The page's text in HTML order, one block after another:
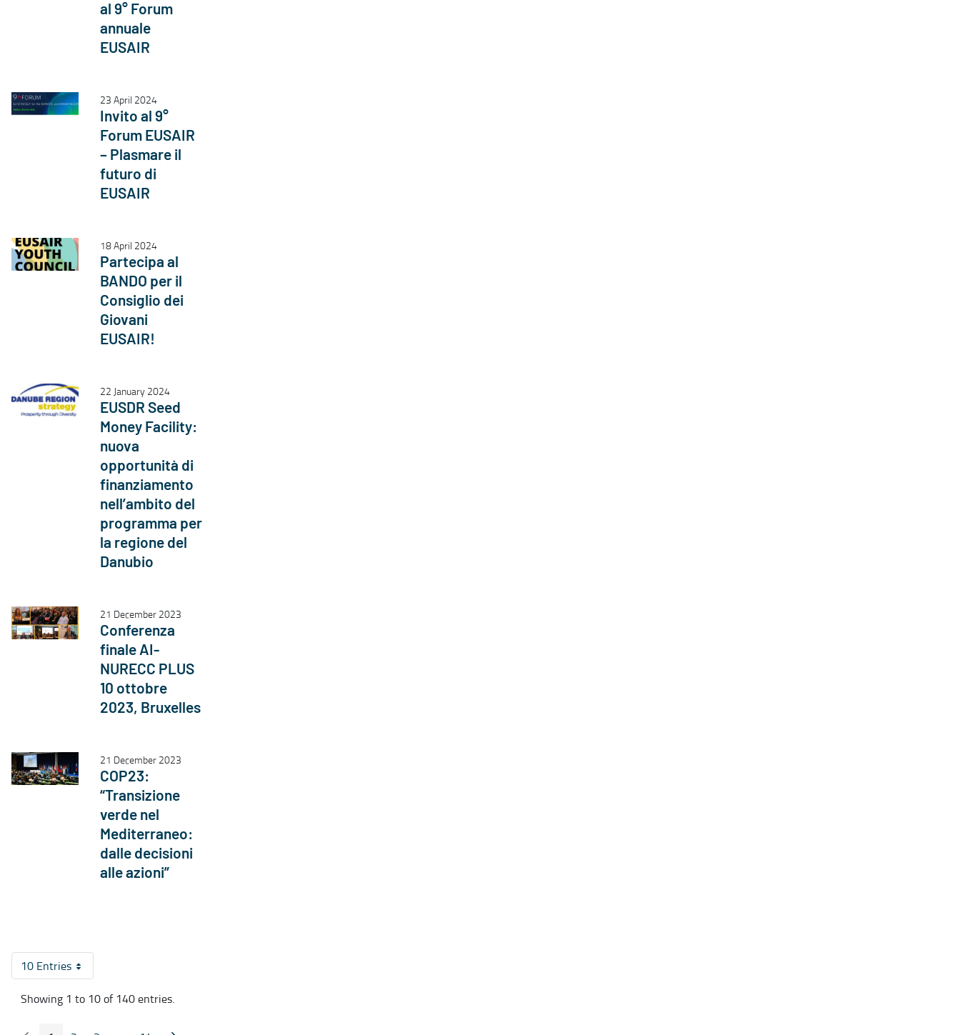
al 9° Forum
annuale
EUSAIR
23 April 2024
Invito al 9°
Forum EUSAIR
– Plasmare il
futuro di
EUSAIR
18 April 2024
Partecipa al
BANDO per il
Consiglio dei
Giovani
EUSAIR!
22 January 2024
EUSDR Seed
Money Facility:
nuova
opportunità di
finanziamento
nell’ambito del
programma per
la regione del
Danubio
21 December 2023
Conferenza
finale AI-
NURECC PLUS
10 ottobre
2023, Bruxelles
21 December 2023
COP23:
“Transizione
verde nel
Mediterraneo:
dalle decisioni
alle azioni”
10 EntriesPer Page
Showing 1 to 10 of 140 entries.